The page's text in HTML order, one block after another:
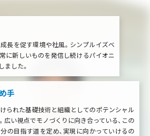
」。成長を促す環境や社風。シンプルイズベ
に新しいものを発信し続けるパイオニ
ました。
手
られた基礎技術と組織としてのポテンシャル
広い視点でモノづくりに向き合っている、この
の目指す道を定め、実現に向かっていけるの